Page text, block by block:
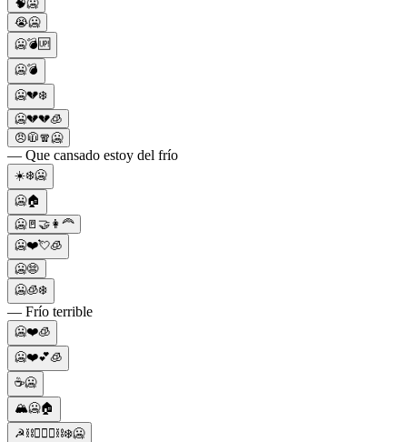
🧠🥶
😭🥶
🥶💣🆙
🥶💣
🥶💔❄️
🥶💔💔🧊
😠🧥🧣🥶
— Que cansado estoy del frío
☀️❄️🥶
🥶🏠
🥶🚪🤝👩‍🦰
🥶❤️💘🧊
🥶😨
🥶🧊❄️
— Frío terrible
🥶❤️🧊
🥶❤️💕🧊
☕️🥶
🏔️🥶🏠
☭⛓️👮🏼‍♂️⛓️❄️🥶